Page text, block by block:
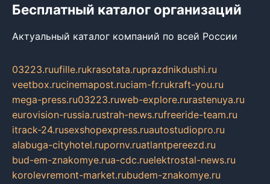
Бесплатный каталог организаций
Актуальный каталог компаний по всей России
03223.ruufille.rukrasotata.ruprazdnikdushi.ru
veetbox.rucinemapost.ruciam-fr.rukraft-you.ru
mega-press.ru03223.ruweb-explore.rurastenuya.ru
eurovision-russia.rustrah-news.rufreeride-team.ru
itrack-24.rusexshopexpress.ruautostudiopro.ru
alabuga-cityhotel.rupornv.ruatlantpereezd.ru
bud-em-znakomye.rua-cdc.ruelektrostal-news.ru
korolevremont-market.rubudem-znakomye.ru